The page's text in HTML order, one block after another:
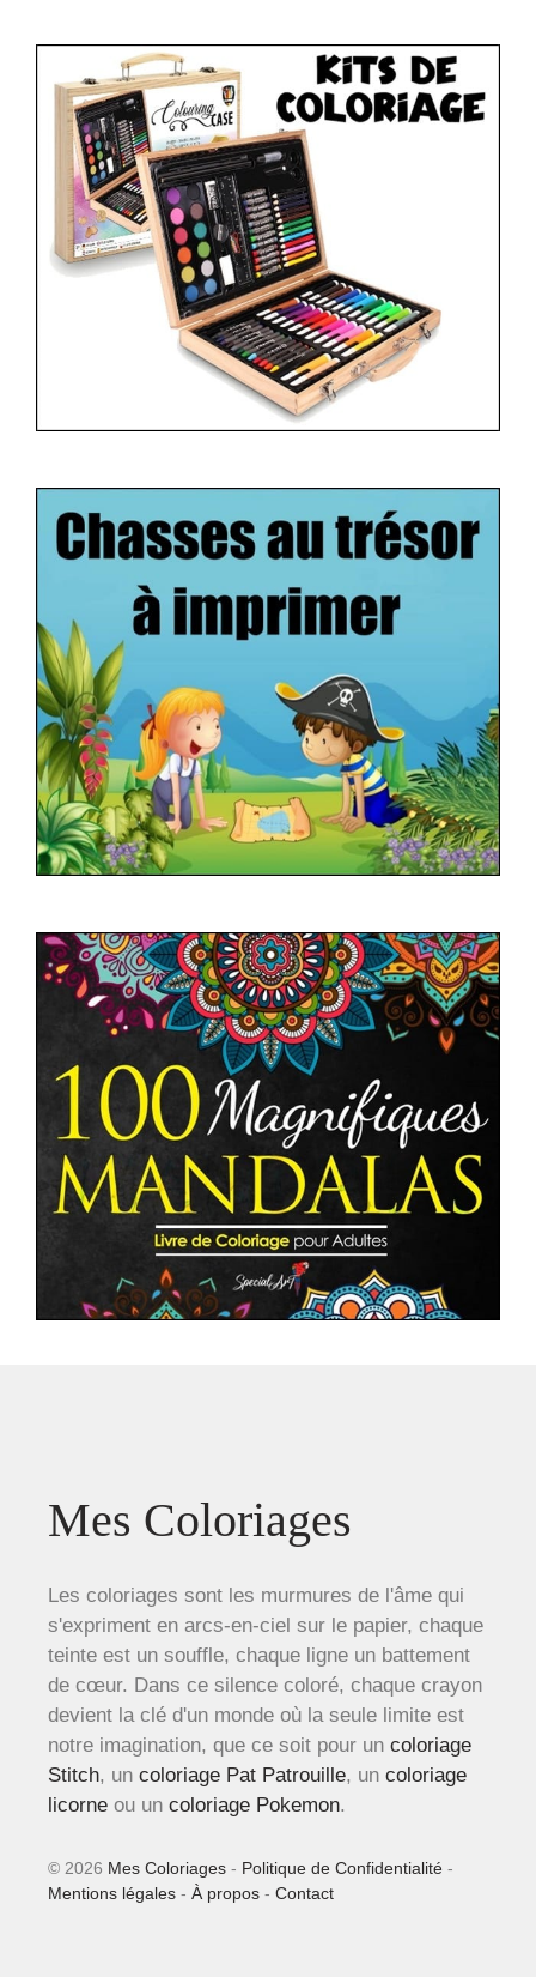
Mes Coloriages
Les coloriages sont les murmures de l'âme qui
s'expriment en arcs-en-ciel sur le papier, chaque
teinte est un souffle, chaque ligne un battement
de cœur. Dans ce silence coloré, chaque crayon
devient la clé d'un monde où la seule limite est
notre imagination, que ce soit pour un coloriage
Stitch, un coloriage Pat Patrouille, un coloriage
licorne ou un coloriage Pokemon.
© 2026 Mes Coloriages - Politique de Confidentialité -
Mentions légales - À propos - Contact